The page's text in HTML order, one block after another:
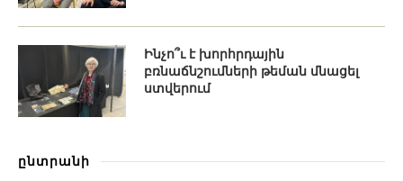
Ինչո՞ւ է խորհրդային
բռնաճնշումների թեման մնացել
ստվերում
ընտրանի